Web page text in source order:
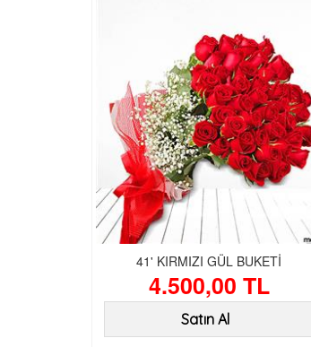
41' KIRMIZI GÜL BUKETİ
4.500,00 TL
Satın Al